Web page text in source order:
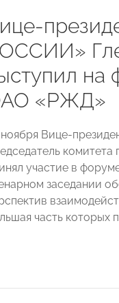
на
«РЖД»
ноября Вице-
комитета
участие в
заседании
часть которых